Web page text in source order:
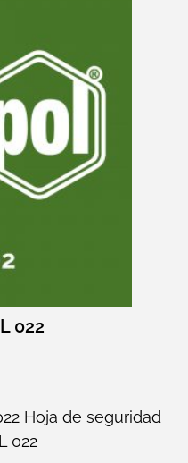
022
Hoja de seguridad
022